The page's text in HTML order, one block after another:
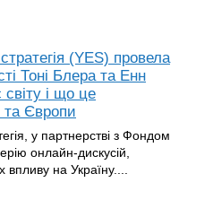
(YES) провела
Тоні Блера та Енн
і що це
та Європи
у партнерстві з Фондом
онлайн-дискусій,
впливу на Україну....